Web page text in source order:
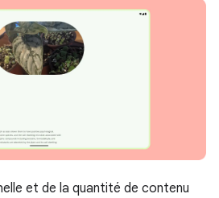
et de la quantité de contenu